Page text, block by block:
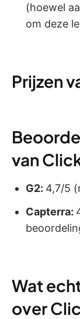
(hoewel
om deze
Prijzen
van
G2: 4,7/5
Capterra:
Wat
over